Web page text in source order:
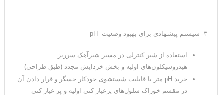
۳- سیستم پیشنهادی برای بهبود وضعیت pH
استفاده از شیر کنترلی در مسیر شیرآهک سرریز
هیدروسیکلون‌های اولیه و بخش خردایش مجدد (طبق طراحی)
خرید pH متر با قابلیت شستشوی خودکار حسگر و قرار دادن آن
در مقسم خوراک سلول‌های پرعیار کنی اولیه و پر عیار کنی